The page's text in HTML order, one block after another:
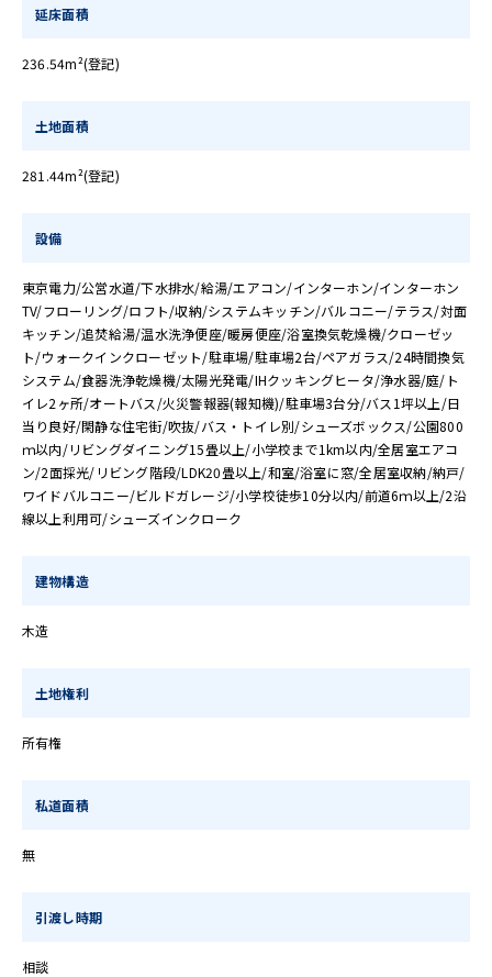
延床面積
236.54m²(登記)
土地面積
281.44m²(登記)
設備
東京電力/公営水道/下水排水/給湯/エアコン/インターホン/インターホン
TV/フローリング/ロフト/収納/システムキッチン/バルコニー/テラス/対面
キッチン/追焚給湯/温水洗浄便座/暖房便座/浴室換気乾燥機/クローゼッ
ト/ウォークインクローゼット/駐車場/駐車場2台/ペアガラス/24時間換気
システム/食器洗浄乾燥機/太陽光発電/IHクッキングヒータ/浄水器/庭/ト
イレ2ヶ所/オートバス/火災警報器(報知機)/駐車場3台分/バス1坪以上/日
当り良好/閑静な住宅街/吹抜/バス・トイレ別/シューズボックス/公園800
ｍ以内/リビングダイニング15畳以上/小学校まで1km以内/全居室エアコ
ン/2面採光/リビング階段/LDK20畳以上/和室/浴室に窓/全居室収納/納戸/
ワイドバルコニー/ビルドガレージ/小学校徒歩10分以内/前道6ｍ以上/2沿
線以上利用可/シューズインクローク
建物構造
木造
土地権利
所有権
私道面積
無
引渡し時期
相談